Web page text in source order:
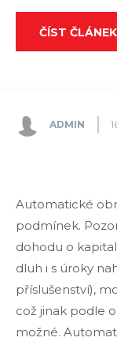
ČÍST ČLÁNEK
ADMIN
Automatické
podmínek.
dohodu o
dluh i s úroky
příslušenství),
což jinak podle
možné.